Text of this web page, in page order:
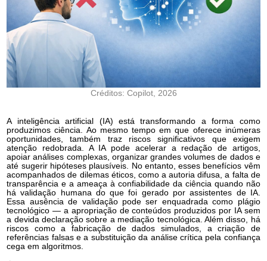
Créditos: Copilot, 2026
A inteligência artificial (IA) está transformando a forma como
produzimos ciência. Ao mesmo tempo em que oferece inúmeras
oportunidades, também traz riscos significativos que exigem
atenção redobrada. A IA pode acelerar a redação de artigos,
apoiar análises complexas, organizar grandes volumes de dados e
até sugerir hipóteses plausíveis. No entanto, esses benefícios vêm
acompanhados de dilemas éticos, como a autoria difusa, a falta de
transparência e a ameaça à confiabilidade da ciência quando não
há validação humana do que foi gerado por assistentes de IA.
Essa ausência de validação pode ser enquadrada como plágio
tecnológico — a apropriação de conteúdos produzidos por IA sem
a devida declaração sobre a mediação tecnológica. Além disso, há
riscos como a fabricação de dados simulados, a criação de
referências falsas e a substituição da análise crítica pela confiança
cega em algoritmos.